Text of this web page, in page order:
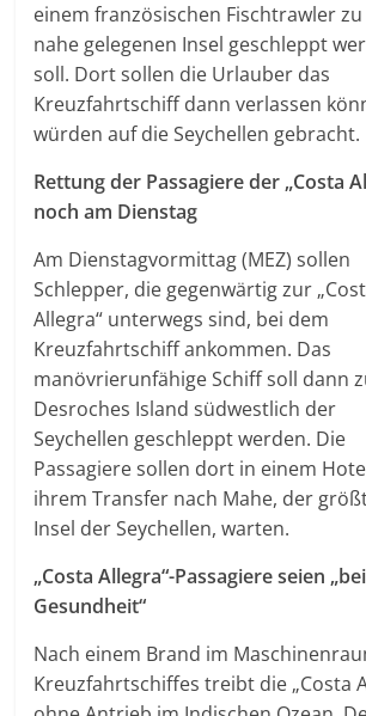
einem französischen Fischtrawler
nahe gelegenen Insel geschleppt
soll. Dort sollen die Urlauber das
Kreuzfahrtschiff dann verlassen
würden auf die Seychellen gebracht.
Rettung der Passagiere der „Costa
noch am Dienstag
Am Dienstagvormittag (MEZ) sollen
Schlepper, die gegenwärtig zur
Allegra“ unterwegs sind, bei dem
Kreuzfahrtschiff ankommen. Das
manövrierunfähige Schiff soll dann
Desroches Island südwestlich der
Seychellen geschleppt werden. Die
Passagiere sollen dort in einem
ihrem Transfer nach Mahe, der
Insel der Seychellen, warten.
„Costa Allegra“-Passagiere seien
Gesundheit“
Nach einem Brand im
Kreuzfahrtschiffes treibt die „Costa